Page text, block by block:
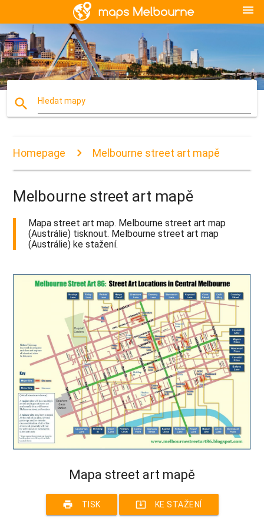
menu
search Hledat mapy
Homepage Melbourne street art mapě
Melbourne street art mapě
Mapa street art map. Melbourne street art map
(Austrálie) tisknout. Melbourne street art map
(Austrálie) ke stažení.
Mapa street art mapě
print TISK system_update_alt KE STAŽENÍ